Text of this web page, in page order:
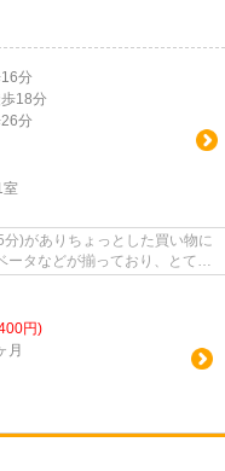
16分
歩18分
26分
室
)がありちょっとした買い物に
ータなどが揃っており、とても
円)
月